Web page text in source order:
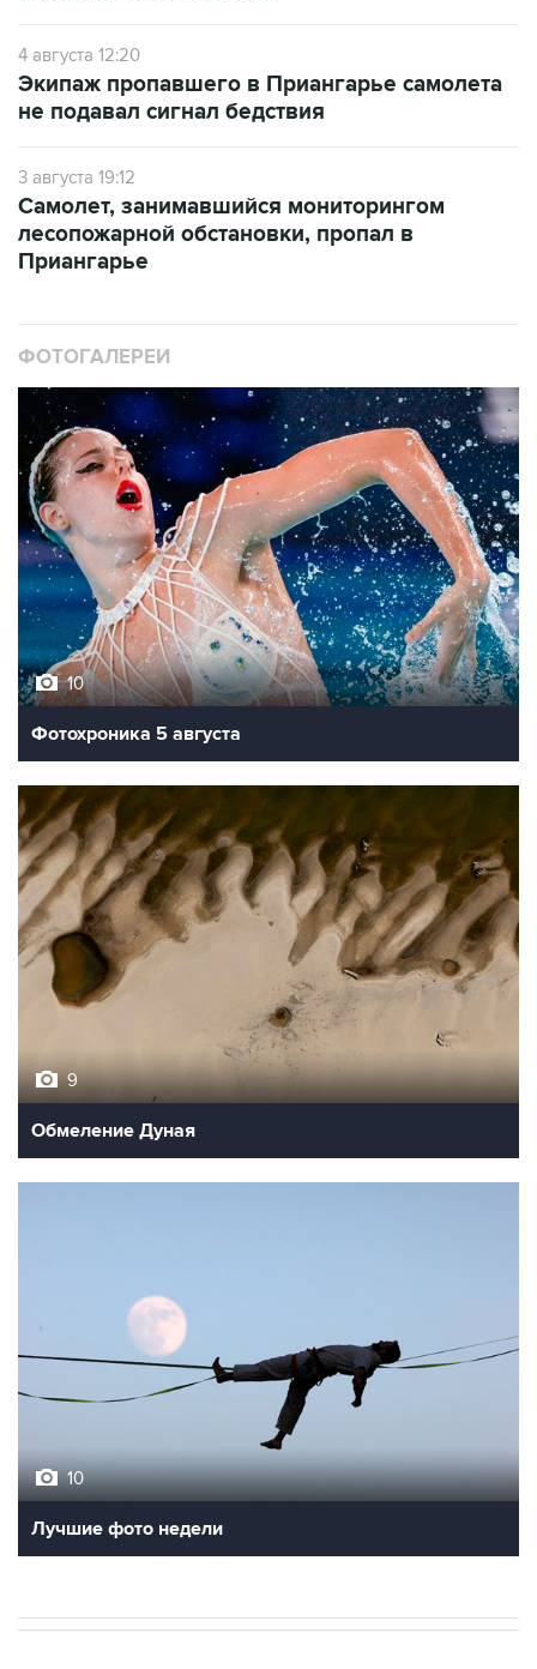
4 августа 12:20
Экипаж пропавшего в Приангарье самолета
не подавал сигнал бедствия
3 августа 19:12
Самолет, занимавшийся мониторингом
лесопожарной обстановки, пропал в
Приангарье
ФОТОГАЛЕРЕИ
10
Фотохроника 5 августа
9
Обмеление Дуная
10
Лучшие фото недели